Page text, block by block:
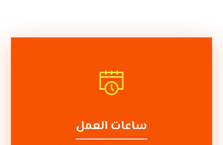
ساعات العمل